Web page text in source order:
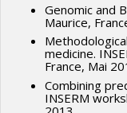
Genomic and
Maurice,
medicine.
France, Mai
Combining
INSERM